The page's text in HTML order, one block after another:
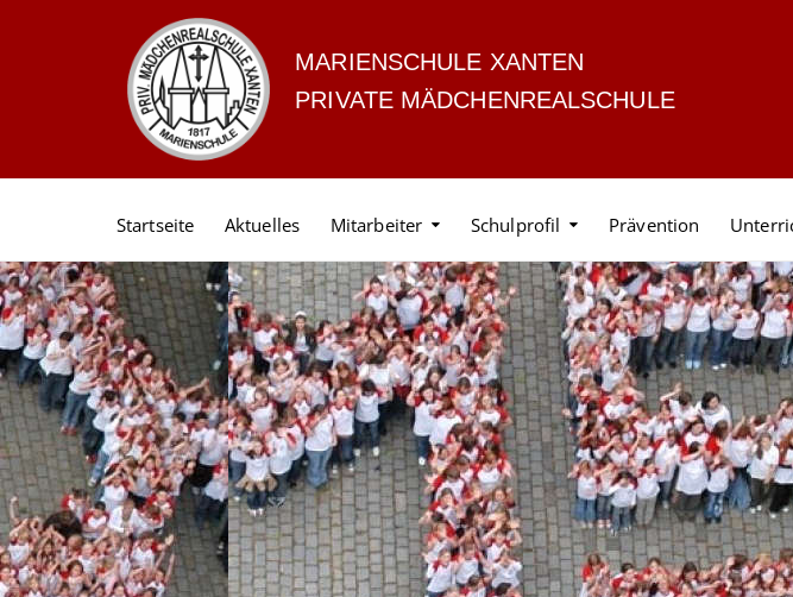
MARIENSCHULE XANTEN
PRIVATE MÄDCHENREALSCHULE
Startseite Aktuelles Mitarbeiter Schulprofil Prävention